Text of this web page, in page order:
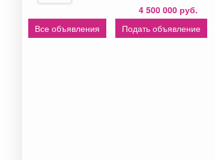
4 500 000 руб.
Все объявления
Подать объявление